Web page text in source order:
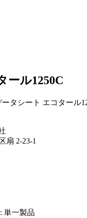
ール1250C
タシート エコタール
扇 2-23-1
単一製品